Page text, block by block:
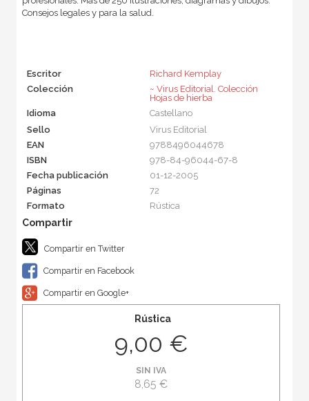
Consejos legales y para la salud.
Escritor
Richard Kemplay
Colección
~ Virus Editorial. Colección
Hojas de hierba
Idioma
Castellano
Sello
Virus Editorial
EAN
9788496044678
ISBN
978-84-96044-67-8
Fecha publicación
01-12-2005
Páginas
72
Formato
Rústica
Compartir en Twitter
Compartir en Facebook
Compartir en Google+
Rústica
9,00 €
SIN IVA
8,65 €